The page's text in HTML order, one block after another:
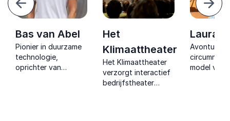
Bas van Abel
Pionier in duurzame
technologie,
oprichter van
Het
Klimaattheater
Het Klimaattheater
verzorgt interactief
bedrijfstheater
Laura
Avonturier,
model voor